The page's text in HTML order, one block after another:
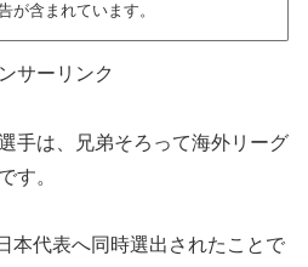
が含まれています。
サーリンク
手は、兄弟そろって海外リーグ
す。
本代表へ同時選出されたことで